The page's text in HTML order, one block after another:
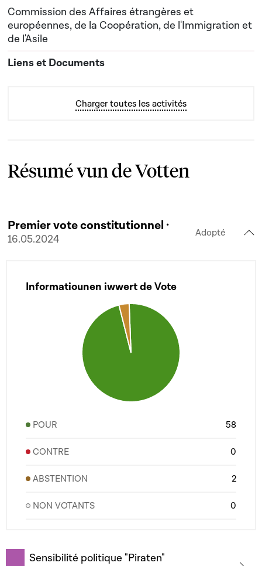
04-2024
Commission des Affaires étrangères et
européennes, de la Coopération, de l'Immigration et
de l'Asile
Charger toutes les activités
Résumé vun de Votten
Premier vote constitutionnel ·
16.05.2024
Adopté
Informatiounen iwwert de Vote
POUR 58
CONTRE 0
ABSTENTION 2
NON VOTANTS 0
Sensibilité politique "Piraten"